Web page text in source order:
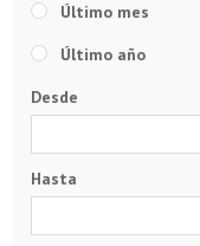
Último mes
Último año
Desde
Hasta